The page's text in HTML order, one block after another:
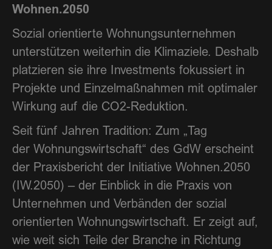
Wohnen.2050
Sozial orientierte Wohnungsunternehmen
unterstützen weiterhin die Klimaziele. Deshalb
platzieren sie ihre Investments fokussiert in
Projekte und Einzelmaßnahmen mit optimaler
Wirkung auf die CO2-Reduktion.
Seit fünf Jahren Tradition: Zum „Tag
der Wohnungswirtschaft“ des GdW erscheint
der Praxisbericht der Initiative Wohnen.2050
(IW.2050) – der Einblick in die Praxis von
Unternehmen und Verbänden der sozial
orientierten Wohnungswirtschaft. Er zeigt auf,
wie weit sich Teile der Branche in Richtung